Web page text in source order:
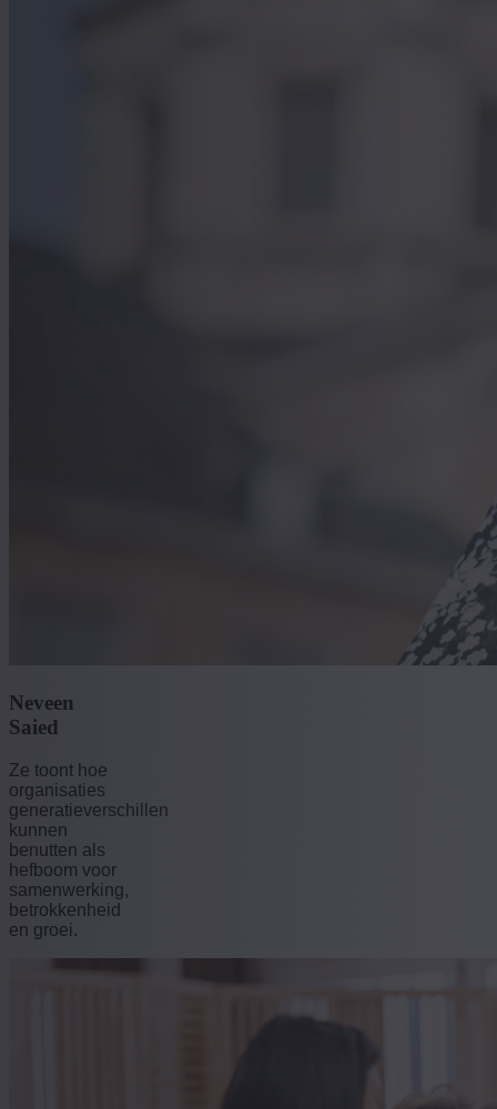
Neveen
Saied
Ze toont hoe
organisaties
generatieverschillen
kunnen
benutten als
hefboom voor
samenwerking,
betrokkenheid
en groei.